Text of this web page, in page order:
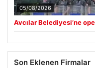
05/08/2026
Avcılar Belediyesi’ne
Son Eklenen Firmalar